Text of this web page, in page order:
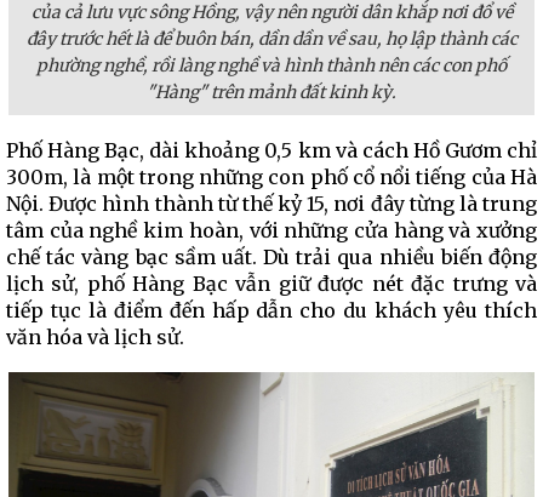
của cả lưu vực sông Hồng, vậy nên người dân khắp nơi đổ về
đây trước hết là để buôn bán, dần dần về sau, họ lập thành các
phường nghề, rồi làng nghề và hình thành nên các con phố
"Hàng" trên mảnh đất kinh kỳ.
Phố Hàng Bạc, dài khoảng 0,5 km và cách Hồ Gươm chỉ
300m, là một trong những con phố cổ nổi tiếng của Hà
Nội. Được hình thành từ thế kỷ 15, nơi đây từng là trung
tâm của nghề kim hoàn, với những cửa hàng và xưởng
chế tác vàng bạc sầm uất. Dù trải qua nhiều biến động
lịch sử, phố Hàng Bạc vẫn giữ được nét đặc trưng và
tiếp tục là điểm đến hấp dẫn cho du khách yêu thích
văn hóa và lịch sử.